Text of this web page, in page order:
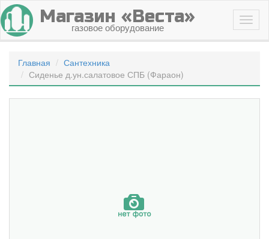
Магазин «Веста»
газовое оборудование
Главная
Сантехника
Сиденье д.ун.салатовое СПБ (Фараон)